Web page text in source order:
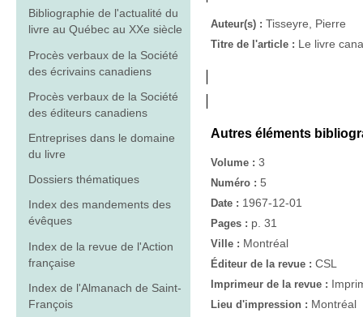
Bibliographie de l'actualité du
livre au Québec au XXe siècle
Procès verbaux de la Société
des écrivains canadiens
Procès verbaux de la Société
des éditeurs canadiens
Entreprises dans le domaine
du livre
Dossiers thématiques
Index des mandements des
évêques
Index de la revue de l'Action
française
Index de l'Almanach de Saint-
François
Auteur(s) : Tisseyre, Pierre
Titre de l'article : Le livre
Autres éléments
Volume : 3
Numéro : 5
Date : 1967-12-01
Pages : p. 31
Ville : Montréal
Éditeur de la revue : CSL
Imprimeur de la revue :
Lieu d'impression : Montréal